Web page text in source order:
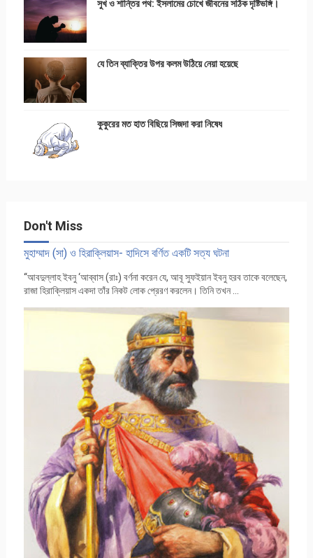
সুখ ও শান্তির পথ: ইসলামের চোখে জীবনের সঠিক দৃষ্টিভঙ্গি।
যে তিন ব্যাক্তির উপর কলম উঠিয়ে নেয়া হয়েছে
কুকুরের মত হাত বিছিয়ে সিজদা করা নিষেধ
Don't Miss
মুহাম্মাদ (সা) ও হিরাক্লিয়াস- হাদিসে বর্ণিত একটি সত্য ঘটনা
‘‘আবদুল্লাহ ইবনু ‘আব্বাস (রাঃ) বর্ণনা করেন যে, আবূ সুফইয়ান ইবনু হরব তাকে বলেছেন,
রাজা হিরাক্লিয়াস একদা তাঁর নিকট লোক প্রেরণ করলেন। তিনি তখন ...